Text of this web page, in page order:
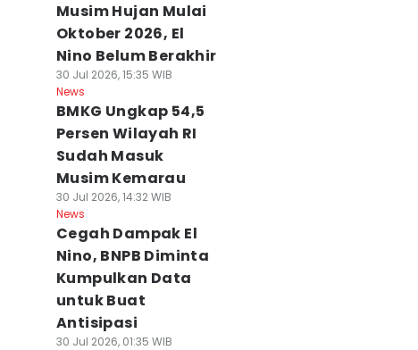
Musim Hujan Mulai
Oktober 2026, El
Nino Belum Berakhir
30 Jul 2026, 15:35 WIB
News
BMKG Ungkap 54,5
Persen Wilayah RI
Sudah Masuk
Musim Kemarau
30 Jul 2026, 14:32 WIB
News
Cegah Dampak El
Nino, BNPB Diminta
Kumpulkan Data
untuk Buat
Antisipasi
30 Jul 2026, 01:35 WIB